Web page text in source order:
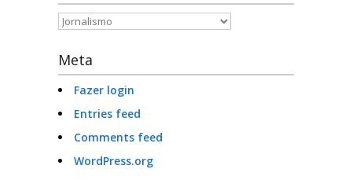
Categorias
Meta
Fazer login
Entries feed
Comments feed
WordPress.org